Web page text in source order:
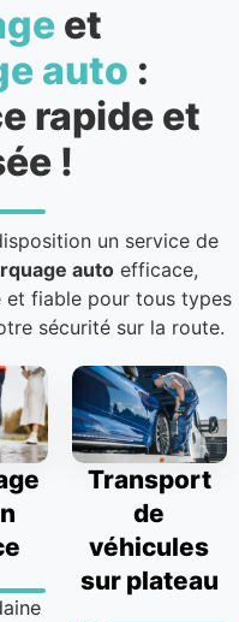
et
auto :
rapide et
!
un service de
auto efficace,
et fiable pour tous types
sécurité sur la route.
Transport
de
véhicules
sur plateau